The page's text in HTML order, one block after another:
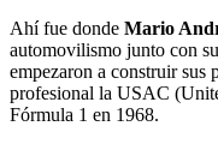
Ahí fue donde Mario
automovilismo junto con
empezaron a construir sus
profesional la USAC
Fórmula 1 en 1968.